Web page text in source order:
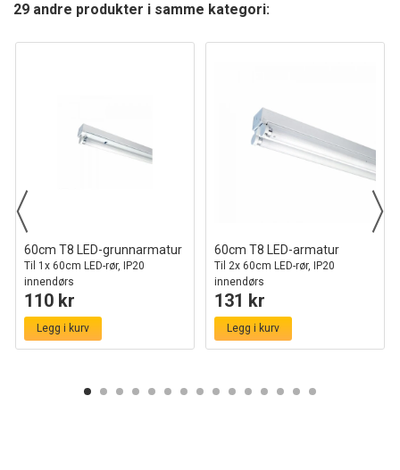
29 andre produkter i samme kategori:
60cm T8 LED-grunnarmatur
Til 1x 60cm LED-rør, IP20
innendørs
110 kr
Legg i kurv
60cm T8 LED-armatur
Til 2x 60cm LED-rør, IP20
innendørs
131 kr
Legg i kurv